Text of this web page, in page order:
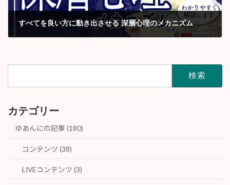
すべてを良い方に動き出させる 深層心理のメカニズム
カテゴリー
ゆあんにの記事 (180)
コンテンツ (38)
LIVEコンテンツ (3)